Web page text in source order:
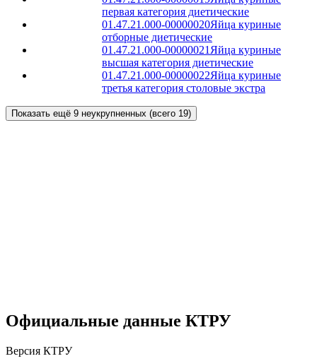
первая категория диетические
01.47.21.000-00000020Яйца куриные
отборные диетические
01.47.21.000-00000021Яйца куриные
высшая категория диетические
01.47.21.000-00000022Яйца куриные
третья категория столовые экстра
Показать ещё 9 неукрупненных (всего 19)
Официальные данные КТРУ
Версия КТРУ